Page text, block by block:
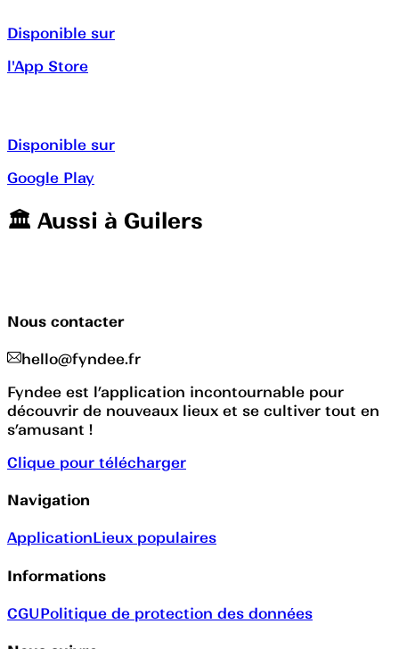
Disponible sur
l'App Store
Disponible sur
Google Play
🏛️️ Aussi à Guilers
Nous contacter
hello@fyndee.fr
Fyndee est l’application incontournable pour
découvrir de nouveaux lieux et se cultiver tout en
s’amusant !
Clique pour télécharger
Navigation
ApplicationLieux populaires
Informations
CGUPolitique de protection des données